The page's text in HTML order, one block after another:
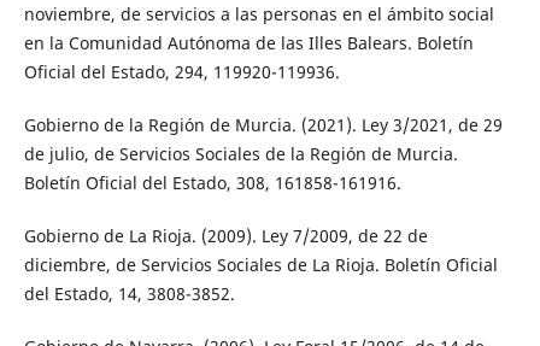
noviembre, de servicios a las personas en el ámbito social
en la Comunidad Autónoma de las Illes Balears. Boletín
Oficial del Estado, 294, 119920-119936.
Gobierno de la Región de Murcia. (2021). Ley 3/2021, de 29
de julio, de Servicios Sociales de la Región de Murcia.
Boletín Oficial del Estado, 308, 161858-161916.
Gobierno de La Rioja. (2009). Ley 7/2009, de 22 de
diciembre, de Servicios Sociales de La Rioja. Boletín Oficial
del Estado, 14, 3808-3852.